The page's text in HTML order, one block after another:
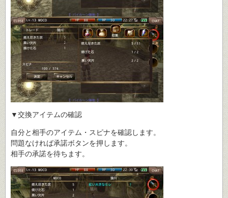
▼交換アイテムの確認
自分と相手のアイテム・スピナを確認します。
問題なければ承諾ボタンを押します。
相手の承諾を待ちます。